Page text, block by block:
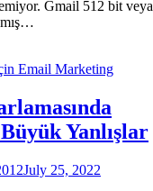
Gmail 512 bit veya
Email Marketing
Yanlışlar
July 25, 2022